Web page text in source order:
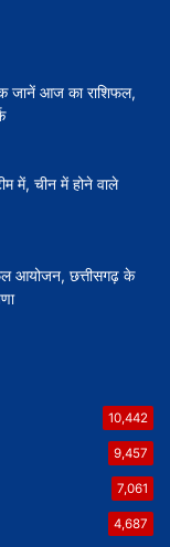
जानें आज का राशिफल,
में, चीन में होने वाले
आयोजन, छत्तीसगढ़ के
10,442
9,457
7,061
4,687